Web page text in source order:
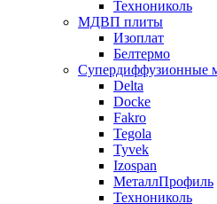
Технониколь
МДВП плиты
Изоплат
Белтермо
Супердиффузионные
Delta
Docke
Fakro
Tegola
Tyvek
Izospan
МеталлПрофиль
Технониколь